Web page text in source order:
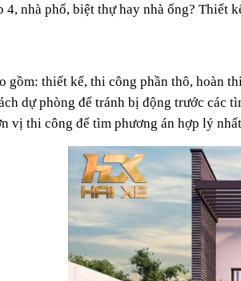
4, nhà phố, biệt thự hay nhà ống? Thiết
gồm: thiết kế, thi công phần thô, hoàn
dự phòng để tránh bị động trước các
vị thi công để tìm phương án hợp lý